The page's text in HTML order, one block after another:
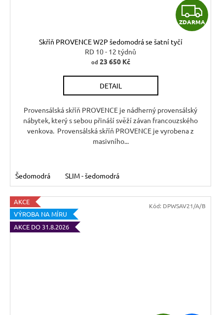
Z
D
ZDARMA
Skříň PROVENCE W2P šedomodrá se šatní tyčí
RD 10 - 12 týdnů
od 23 650 Kč
DETAIL
Provensálská skříň PROVENCE je nádherný provensálský
nábytek, který s sebou přináší svěží závan francouzského
venkova. Provensálská skříň PROVENCE je vyrobena z
masivního...
Šedomodrá SLIM - šedomodrá
AKCE
VÝROBA NA MÍRU
AKCE DO 31.8.2026
Kód: DPWSAV21/A/B